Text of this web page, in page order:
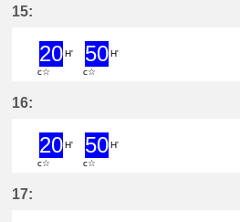
15:
20H'
c☆
50H'
c☆
16:
20H'
c☆
50H'
c☆
17: